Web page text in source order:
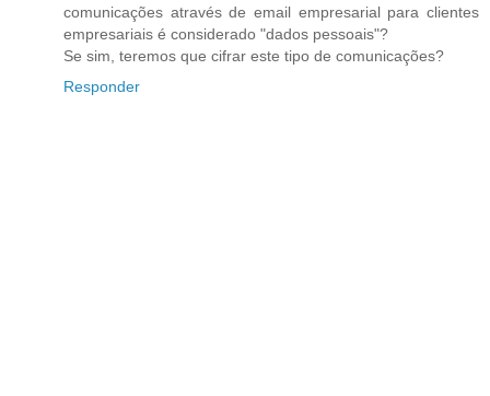
comunicações através de email empresarial para clientes
empresariais é considerado "dados pessoais"?
Se sim, teremos que cifrar este tipo de comunicações?
Responder